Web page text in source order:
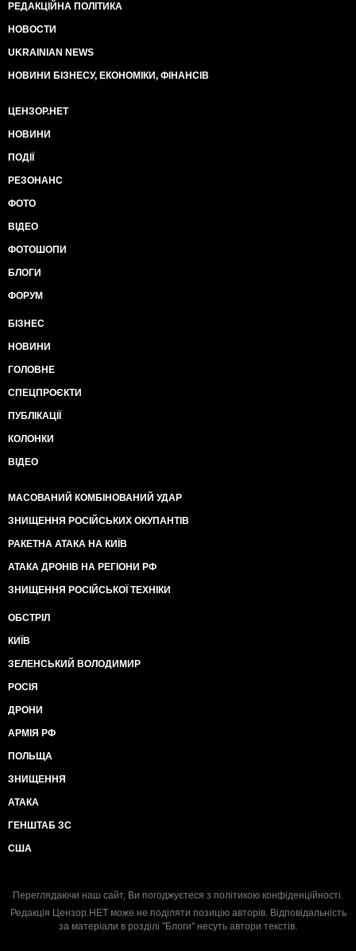
РЕДАКЦІЙНА ПОЛІТИКА
НОВОСТИ
UKRAINIAN NEWS
НОВИНИ БІЗНЕСУ, ЕКОНОМІКИ, ФІНАНСІВ
ЦЕНЗОР.НЕТ
НОВИНИ
ПОДІЇ
РЕЗОНАНС
ФОТО
ВІДЕО
ФОТОШОПИ
БЛОГИ
ФОРУМ
БІЗНЕС
НОВИНИ
ГОЛОВНЕ
СПЕЦПРОЄКТИ
ПУБЛІКАЦІЇ
КОЛОНКИ
ВІДЕО
МАСОВАНИЙ КОМБІНОВАНИЙ УДАР
ЗНИЩЕННЯ РОСІЙСЬКИХ ОКУПАНТІВ
РАКЕТНА АТАКА НА КИЇВ
АТАКА ДРОНІВ НА РЕГІОНИ РФ
ЗНИЩЕННЯ РОСІЙСЬКОЇ ТЕХНІКИ
ОБСТРІЛ
КИЇВ
ЗЕЛЕНСЬКИЙ ВОЛОДИМИР
РОСІЯ
ДРОНИ
АРМІЯ РФ
ПОЛЬЩА
ЗНИЩЕННЯ
АТАКА
ГЕНШТАБ ЗС
США
Переглядаючи наш сайт, Ви погоджуєтеся з політикою конфіденційності.
Редакція Цензор.НЕТ може не поділяти позицію авторів. Відповідальність
за матеріали в розділі "Блоги" несуть автори текстів.